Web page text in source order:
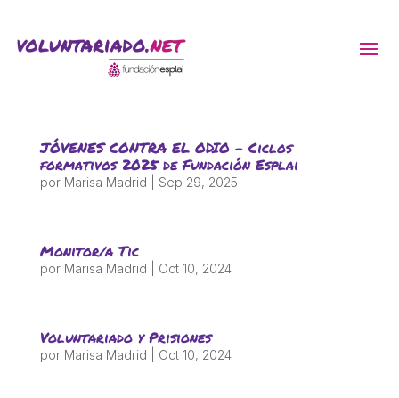
JÓVENES CONTRA EL ODIO – Ciclos
formativos 2025 de Fundación Esplai
por Marisa Madrid Sep 29, 2025
Monitor/a Tic
por Marisa Madrid Oct 10, 2024
Voluntariado y Prisiones
por Marisa Madrid Oct 10, 2024
MÓN ESCOLAR
CASES DE COLÒNIES